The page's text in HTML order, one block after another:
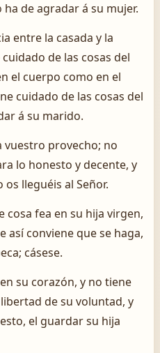
de agradar á su mujer.
entre la casada y la
de las cosas del
el cuerpo como en el
cuidado de las cosas del
á su marido.
vuestro provecho; no
lo honesto y decente, y
lleguéis al Señor.
cosa fea en su hija virgen,
así conviene que se haga,
cásese.
su corazón, y no tiene
de su voluntad, y
el guardar su hija